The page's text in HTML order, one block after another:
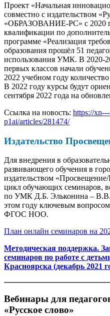
Проект «Начальная
совместно с издательством
«ОБРАЗОВАНИЕ-РС» с 2020
квалификации по
программе «Реализация
образования прошёл 51
использования УМК. В 2020-
первых классов начали
2022 учебном году
В 2022 году курсы будут
сентября 2022 года на
Ссылка на новость: https://
p1ai/articles/281474/
Издательство
Для внедрения в
развивающего обучения в
издательством
цикл обучающих семинаров,
по УМК Д.Б. Эльконина –
этом году ключевым
ФГОС НОО.
План онлайн семинаров на
Методическая поддержка.
семинаров по работе с
Красноярска (декабрь 2021
Вебинары для
«Русское слово»